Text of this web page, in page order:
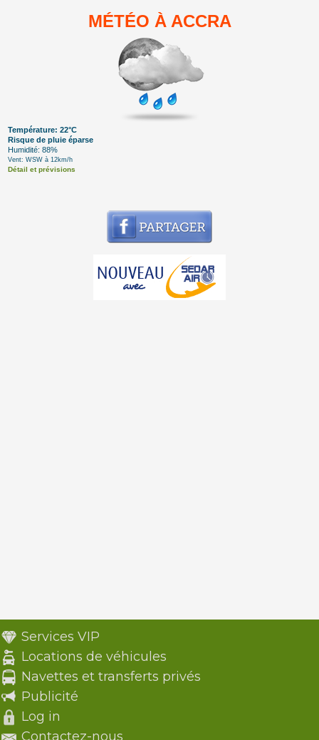
MÉTÉO À ACCRA
Température: 22°C
Risque de pluie éparse
Humidité: 88%
Vent: WSW à 12km/h
Détail et prévisions
Services VIP
Locations de véhicules
Navettes et transferts privés
Publicité
Log in
Contactez-nous